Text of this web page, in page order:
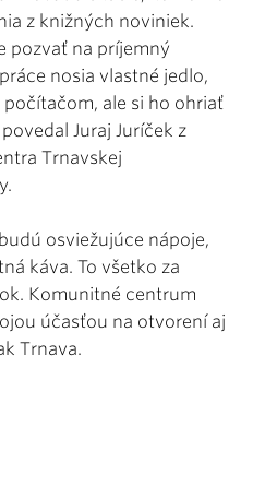
z knižných noviniek.
pozvať na príjemný
nosia vlastné jedlo,
počítačom, ale si ho ohriať
Juraj Juríček z
Trnavskej
osviežujúce nápoje,
káva. To všetko za
Komunitné centrum
účasťou na otvorení aj
Trnava.